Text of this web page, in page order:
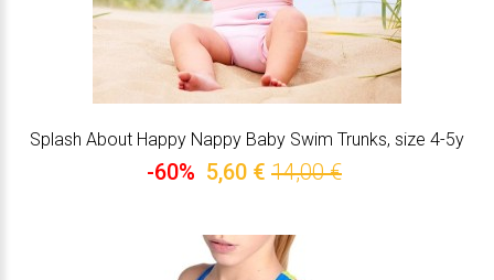
Splash About Happy Nappy Baby Swim Trunks, size 4-5y
-60% 5,60 € 14,00 €